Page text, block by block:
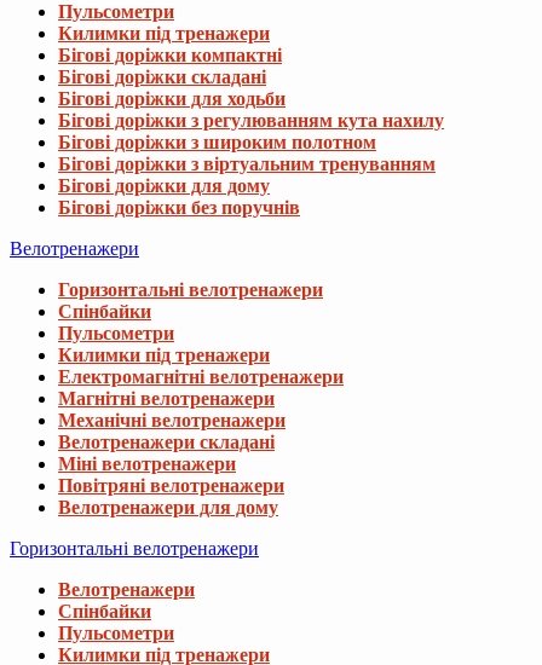
Пульсометри
Килимки під тренажери
Бігові доріжки компактні
Бігові доріжки складані
Бігові доріжки для ходьби
Бігові доріжки з регулюванням кута нахилу
Бігові доріжки з широким полотном
Бігові доріжки з віртуальним тренуванням
Бігові доріжки для дому
Бігові доріжки без поручнів
Велотренажери
Горизонтальні велотренажери
Спінбайки
Пульсометри
Килимки під тренажери
Електромагнітні велотренажери
Магнітні велотренажери
Механічні велотренажери
Велотренажери складані
Міні велотренажери
Повітряні велотренажери
Велотренажери для дому
Горизонтальні велотренажери
Велотренажери
Спінбайки
Пульсометри
Килимки під тренажери